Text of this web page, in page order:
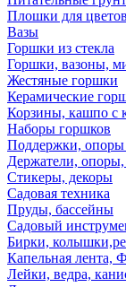
Плошки для цветов
Вазы
Горшки из стекла
Горшки, вазоны,
Жестяные горшки
Керамические
Корзины, кашпо с
Наборы горшков
Поддержки, опоры
Держатели, опоры,
Стикеры, декоры
Садовая техника
Пруды, бассейны
Садовый
Бирки,
Капельная лента,
Лейки, ведра,